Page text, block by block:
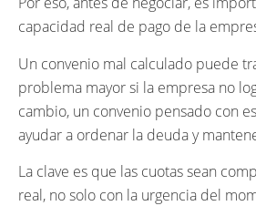
capacidad real de pago de la
Un convenio mal calculado puede
problema mayor si la empresa no
cambio, un convenio pensado con
ayudar a ordenar la deuda y
La clave es que las cuotas sean
real, no solo con la urgencia del